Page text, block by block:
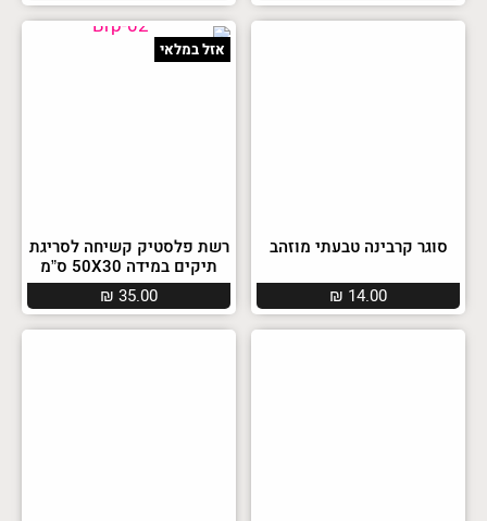
סוגר קרבינה טבעתי מוזהב
₪ 14.00
אזל במלאי
רשת פלסטיק קשיחה לסריגת
תיקים במידה 50X30 ס”מ
₪ 35.00